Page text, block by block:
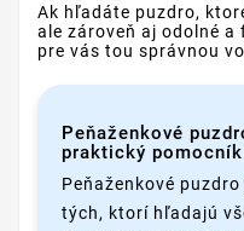
Ak hľadáte puzdro,
ale zároveň aj odolné a
pre vás tou správnou
Peňaženkové
praktický
Peňaženkové
tých, ktorí hľadajú